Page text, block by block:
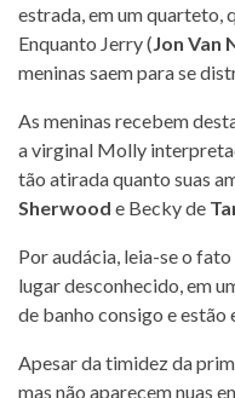
estrada, em um quarteto,
Enquanto Jerry ( Jon Van
meninas saem para se
As meninas recebem
a virginal Molly
tão atirada quanto suas
Sherwood e Becky de
Por audácia, leia-se o
lugar desconhecido, em
de banho consigo e estão
Apesar da timidez da
mas não aparecem nuas